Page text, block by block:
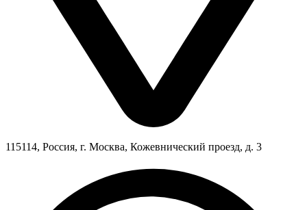
115114, Россия, г. Москва, Кожевнический проезд, д. 3